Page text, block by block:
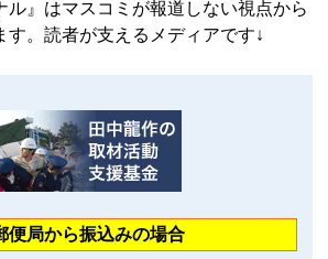
ル』はマスコミが報道しない視点から
す。読者が支えるメディアです↓
便局から振込みの場合